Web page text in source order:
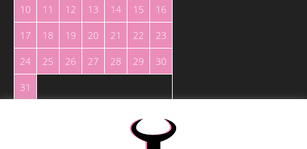
10
11 12 13 14 15
16
17
18 19 20 21 22
23
24
25 26 27 28 29
30
31